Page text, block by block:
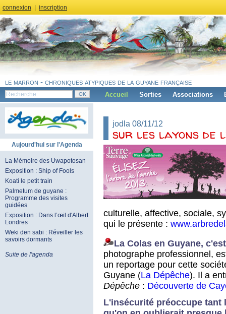
connexion inscription
le marron - chroniques atypiques de la guyane française
Accueil Sorties Associations
Aujourd'hui sur l'Agenda
La Mémoire des Uwapotosan
Exposition : Ship of Fools
Koati le petit train
Palmetum de guyane :
Programme des visites
guidées
Exposition : Dans l’œil d'Albert
Londres
Weki den sabi : Réveiller les
savoirs dormants
Suite de l'agenda
jodla 08/11/12
sur les layons de
culturelle, affective, sociale,
qui le présente :
La Colas en Guyane,
photographe professionnel,
un reportage pour cette
Guyane (La Dépêche). Il a
Dépêche : Découverte de
L'insécurité préoccupe tant